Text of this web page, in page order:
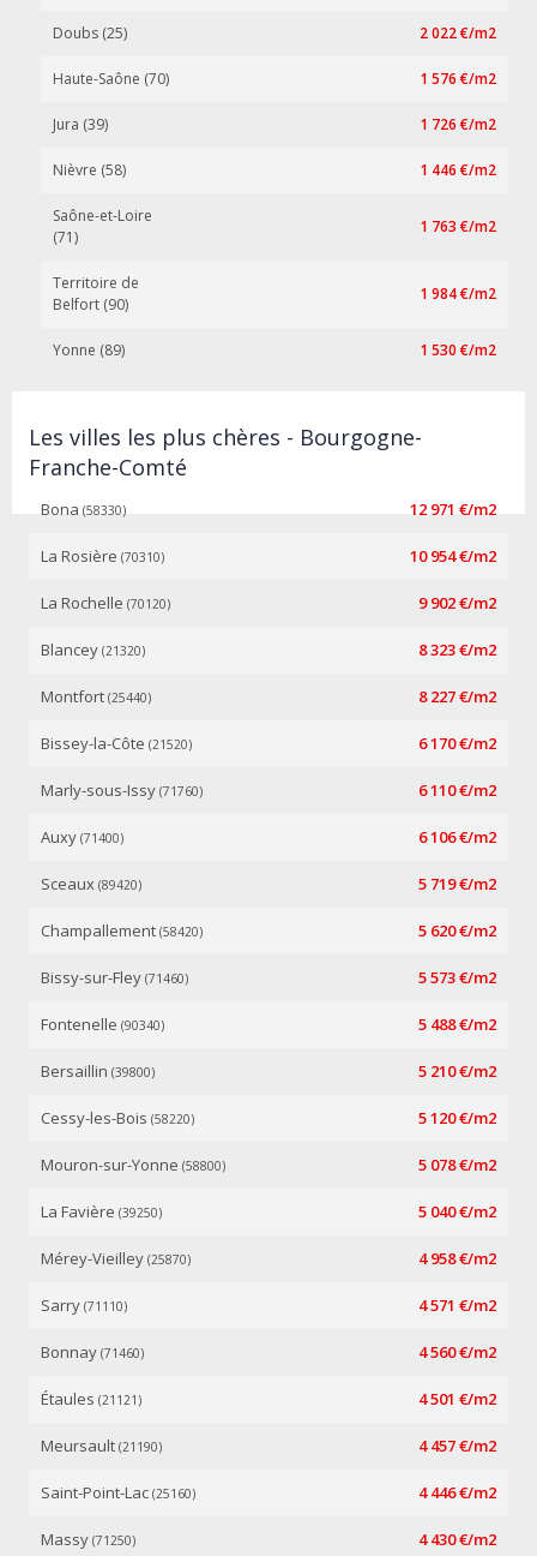
Doubs (25) 2 022 €/m2
Haute-Saône (70) 1 576 €/m2
Jura (39) 1 726 €/m2
Nièvre (58) 1 446 €/m2
Saône-et-Loire
(71)
1 763 €/m2
Territoire de
Belfort (90)
1 984 €/m2
Yonne (89) 1 530 €/m2
Les villes les plus chères - Bourgogne-
Franche-Comté
Bona (58330) 12 971 €/m2
La Rosière (70310) 10 954 €/m2
La Rochelle (70120) 9 902 €/m2
Blancey (21320) 8 323 €/m2
Montfort (25440) 8 227 €/m2
Bissey-la-Côte (21520) 6 170 €/m2
Marly-sous-Issy (71760) 6 110 €/m2
Auxy (71400) 6 106 €/m2
Sceaux (89420) 5 719 €/m2
Champallement (58420) 5 620 €/m2
Bissy-sur-Fley (71460) 5 573 €/m2
Fontenelle (90340) 5 488 €/m2
Bersaillin (39800) 5 210 €/m2
Cessy-les-Bois (58220) 5 120 €/m2
Mouron-sur-Yonne (58800) 5 078 €/m2
La Favière (39250) 5 040 €/m2
Mérey-Vieilley (25870) 4 958 €/m2
Sarry (71110) 4 571 €/m2
Bonnay (71460) 4 560 €/m2
Étaules (21121) 4 501 €/m2
Meursault (21190) 4 457 €/m2
Saint-Point-Lac (25160) 4 446 €/m2
Massy (71250) 4 430 €/m2